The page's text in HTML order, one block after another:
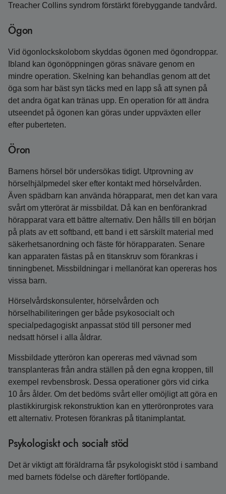
Treacher Collins syndrom förstärkt förebyggande tandvård.
Ögon
Vid ögonlockskolobom skyddas ögonen med ögondroppar.
Ibland kan ögonöppningen göras snävare genom en
mindre operation. Skelning kan behandlas genom att det
öga som har bäst syn täcks med en lapp så att synen på
det andra ögat kan tränas upp. En operation för att ändra
utseendet på ögonen kan göras under uppväxten eller
efter puberteten.
Öron
Barnens hörsel bör undersökas tidigt. Utprovning av
hörselhjälpmedel sker efter kontakt med hörselvården.
Även spädbarn kan använda hörapparat, men det kan vara
svårt om ytterörat är missbildat. Då kan en benförankrad
hörapparat vara ett bättre alternativ. Den hålls till en början
på plats av ett softband, ett band i ett särskilt material med
säkerhetsanordning och fäste för hörapparaten. Senare
kan apparaten fästas på en titanskruv som förankras i
tinningbenet. Missbildningar i mellanörat kan opereras hos
vissa barn.
Hörselvårdskonsulenter, hörselvården och
hörselhabiliteringen ger både psykosocialt och
specialpedagogiskt anpassat stöd till personer med
nedsatt hörsel i alla åldrar.
Missbildade ytteröron kan opereras med vävnad som
transplanteras från andra ställen på den egna kroppen, till
exempel revbensbrosk. Dessa operationer görs vid cirka
10 års ålder. Om det bedöms svårt eller omöjligt att göra en
plastikkirurgisk rekonstruktion kan en ytteröronprotes vara
ett alternativ. Protesen förankras på titanimplantat.
Psykologiskt och socialt stöd
Det är viktigt att föräldrarna får psykologiskt stöd i samband
med barnets födelse och därefter fortlöpande.